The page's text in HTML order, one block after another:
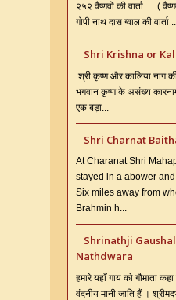
२५२ वैष्णवों की वार्ता (
गोपी नाथ दास ग्वाल की वार्ता
Shri Krishna or
श्री कृष्ण और कालिया नाग
भगवान कृष्ण के असंख्य
एक बड़ा...
Shri Charnat
At Charanat Shri
stayed in a abower
Six miles away from
Brahmin h...
Shrinathji
Nathdwara
हमारे यहाँ गाय को गौमाता
वंदनीय मानी जाति हैं ।